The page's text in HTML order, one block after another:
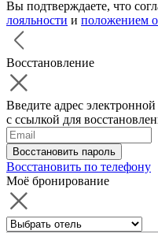
Вы подтверждаете, что
лояльности и положением
Восстановление
Введите адрес
с ссылкой для
Восстановить пароль
Восстановить по телефону
Моё бронирование